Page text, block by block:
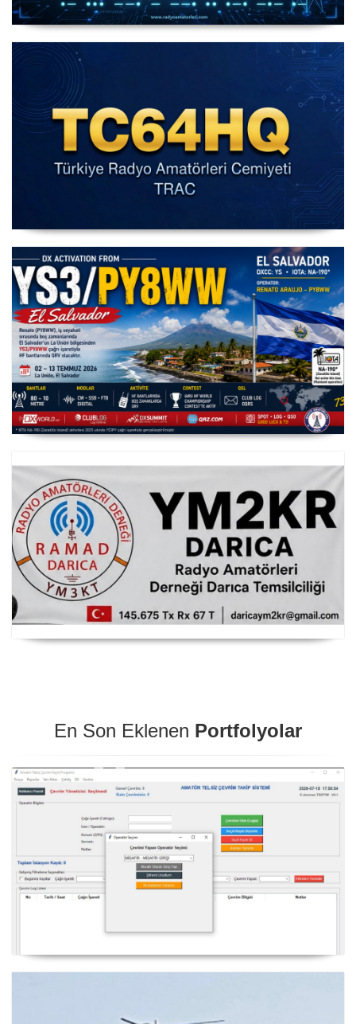
IARU HF World Championship 2026
IARU HF Yarışması TC64HQ Havada Olacak (Trac
YS3/PY8WW Türkiye'den FT8 Mümkün
RAMAD Darıca Temsilciliği YM2KR
En Son Eklenen Portfolyolar
NexQso Telsiz Çevrim Kayıt Programı Güncelleme